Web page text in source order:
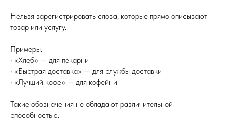
Нельзя зарегистрировать слова, которые прямо описывают
товар или услугу.
Примеры:
• «Хлеб» — для пекарни
• «Быстрая доставка» — для службы доставки
• «Лучший кофе» — для кофейни
Такие обозначения не обладают различительной
способностью.